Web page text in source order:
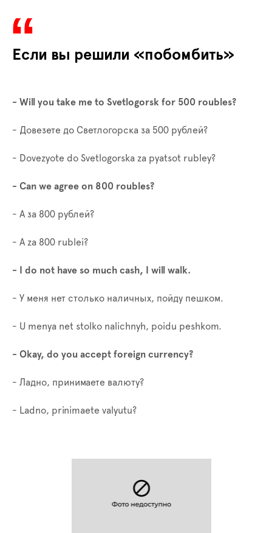
Если вы решили «побомбить»
- Will you take me to Svetlogorsk for 500 roubles?
- Довезете до Светлогорска за 500 рублей?
- Dovezyote do Svetlogorska za pyatsot rubley?
- Can we agree on 800 roubles?
- А за 800 рублей?
- A za 800 rublei?
- I do not have so much cash, I will walk.
- У меня нет столько наличных, пойду пешком.
- U menya net stolko nalichnyh, poidu peshkom.
- Okay, do you accept foreign currency?
- Ладно, принимаете валюту?
- Ladno, prinimaete valyutu?